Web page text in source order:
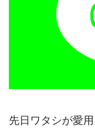
先日ワタシが愛